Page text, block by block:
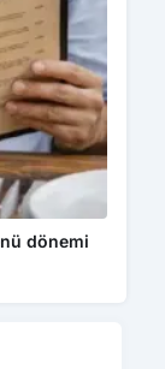
dönemi